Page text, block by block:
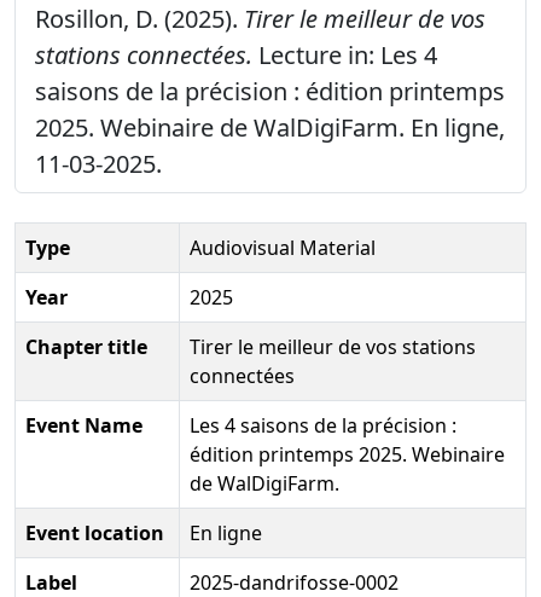
Rosillon, D. (2025). Tirer le meilleur de vos
stations connectées. Lecture in: Les 4
saisons de la précision : édition printemps
2025. Webinaire de WalDigiFarm. En ligne,
11-03-2025.
Type
Audiovisual Material
Year
2025
Chapter title
Tirer le meilleur de vos stations
connectées
Event Name
Les 4 saisons de la précision :
édition printemps 2025. Webinaire
de WalDigiFarm.
Event location
En ligne
Label
2025-dandrifosse-0002